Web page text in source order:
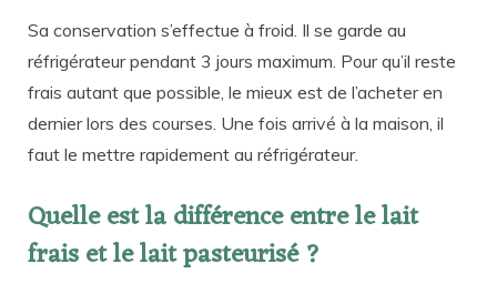
Sa conservation s’effectue à froid. Il se garde au
réfrigérateur pendant 3 jours maximum. Pour qu’il reste
frais autant que possible, le mieux est de l’acheter en
dernier lors des courses. Une fois arrivé à la maison, il
faut le mettre rapidement au réfrigérateur.
Quelle est la différence entre le lait
frais et le lait pasteurisé ?